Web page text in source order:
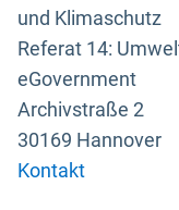
und Klimaschutz
Referat 14:
eGovernment
Archivstraße 2
30169 Hannover
Kontakt